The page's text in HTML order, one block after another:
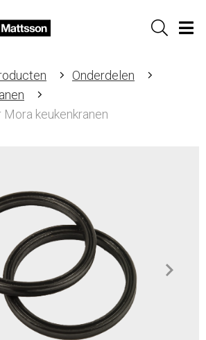
Sök
Onderdelen
keukenkranen